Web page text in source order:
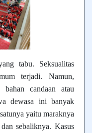
tabu. Seksualitas
terjadi. Namun,
bahan candaan atau
dewasa ini banyak
yaitu maraknya
sebaliknya. Kasus